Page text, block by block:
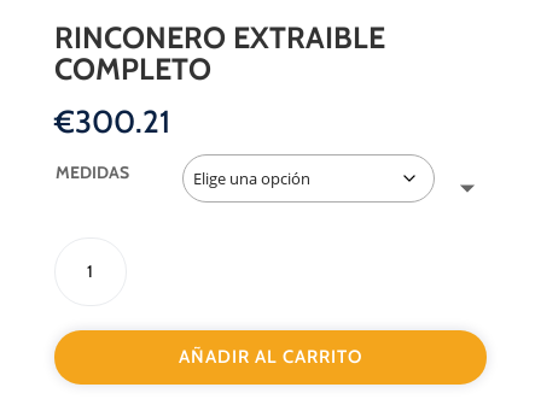
RINCONERO EXTRAIBLE
COMPLETO
€300.21
MEDIDAS
EXTRAIBLE
cantidad
AÑADIR AL CARRITO